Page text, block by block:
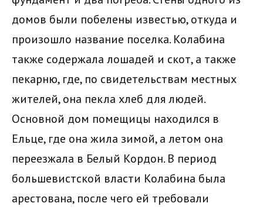
домов были побелены известью, откуда и
произошло название поселка. Колабина
также содержала лошадей и скот, а также
пекарню, где, по свидетельствам местных
жителей, она пекла хлеб для людей.
Основной дом помещицы находился в
Ельце, где она жила зимой, а летом она
переезжала в Белый Кордон. В период
большевистской власти Колабина была
арестована, после чего ей требовали